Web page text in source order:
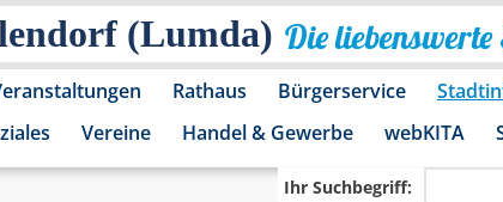
(Lumda) Die
Rathaus Bürgerservice
Vereine Handel & Gewerbe webKITA
Ihr Suchbegriff: